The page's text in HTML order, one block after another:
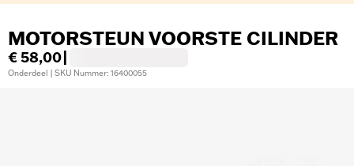
MOTORSTEUN VOORSTE CILINDER
€ 58,00
Onderdeel | SKU Nummer: 16400055